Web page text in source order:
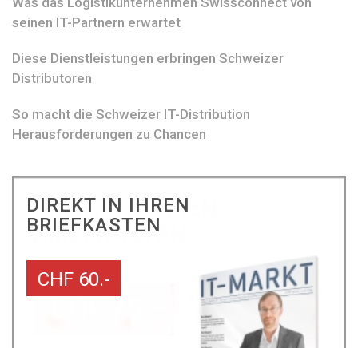
seinen IT-Partnern erwartet
Diese Dienstleistungen erbringen Schweizer
Distributoren
So macht die Schweizer IT-Distribution
Herausforderungen zu Chancen
DIREKT IN IHREN
BRIEFKASTEN
CHF 60.-